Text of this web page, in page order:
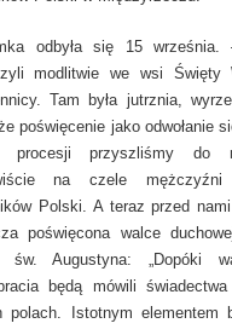
odbyła się 15
modlitwie we wsi Święty
Tam była jutrznia,
poświęcenie jako odwołanie
przyszliśmy do
na czele
Polski. A teraz przed
poświęcona walce
św. Augustyna: „Dopóki
będą mówili
polach. Istotnym elementem